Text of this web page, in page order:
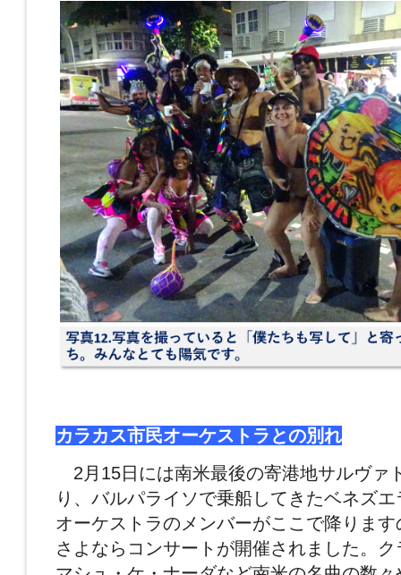
カラカス市民オーケストラとの別れ
2月15日には南米最後の寄港地サルヴァ
り、バルパライソで乗船してきたベネズ
オーケストラのメンバーがここで降りま
さよならコンサートが開催されました。